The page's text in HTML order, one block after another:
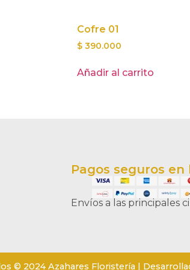
Cofre 01
$ 390.000
Añadir al carrito
Pagos seguros en
Envíos a las principales
© 2024 Azahares Floristería |